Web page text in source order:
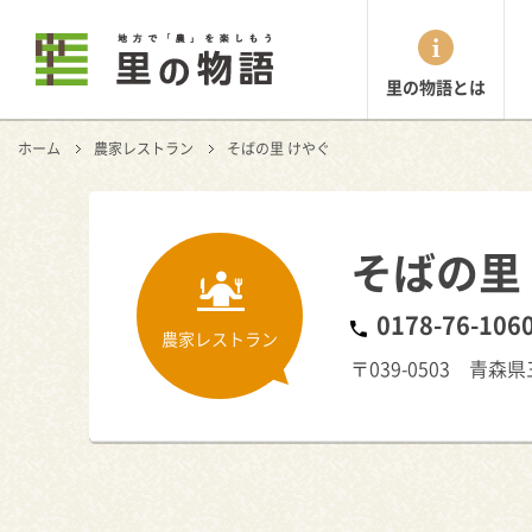
里の物語とは
ホーム 農家レストラン そばの里 けやぐ
農家レストラン
そばの
0178-76-
〒039-0503 青森